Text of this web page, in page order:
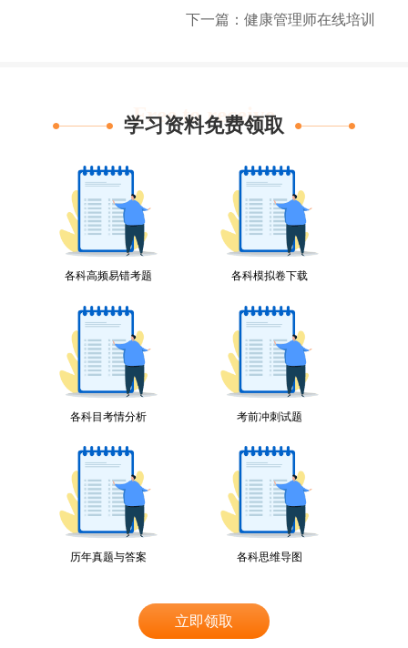
下一篇：健康管理师在线培训
学习资料免费领取
Free to receive
各科高频易错考题 各科模拟卷下载
各科目考情分析 考前冲刺试题
历年真题与答案 各科思维导图
立即领取